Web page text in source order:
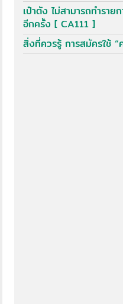
เป๋าตัง ไม่สามารถทำรา
อีกครั้ง [ CA111 ]
สิ่งที่ควรรู้ การสมัครใช้